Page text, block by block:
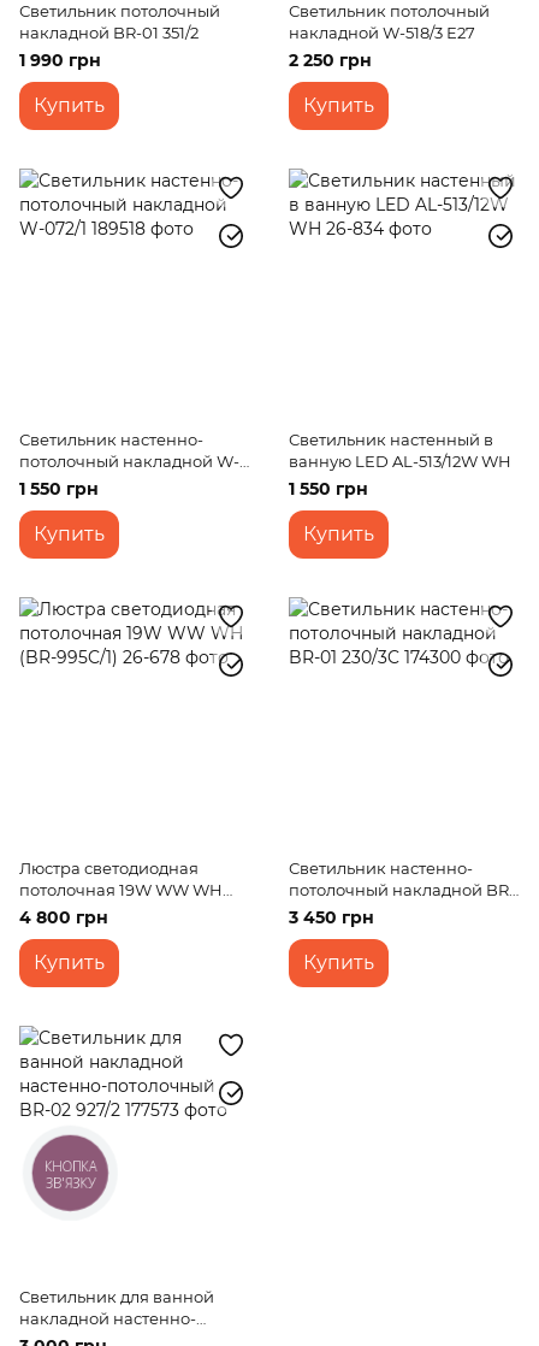
Светильник потолочный
накладной BR-01 351/2
1 990 грн
Купить
Светильник потолочный
накладной W-518/3 Е27
2 250 грн
Купить
Светильник настенно-
потолочный накладной W-
072/1
1 550 грн
Купить
Светильник настенный в
ванную LED AL-513/12W WH
1 550 грн
Купить
Люстра светодиодная
потолочная 19W WW WH
(BR-995C/1)
4 800 грн
Купить
Светильник настенно-
потолочный накладной BR-
01 230/3C
3 450 грн
Купить
Светильник для ванной
накладной настенно-
потолочный BR-02 927/2
КНОПКА
ЗВ'ЯЗКУ